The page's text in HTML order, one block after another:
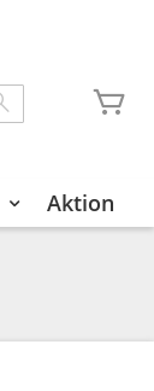
Aktion